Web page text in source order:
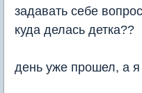
задавать себе вопрос
куда делась детка??
день уже прошел, а